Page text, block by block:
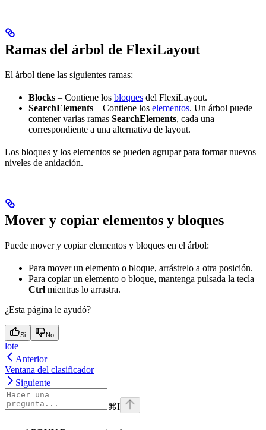
Ramas del árbol de FlexiLayout
El árbol tiene las siguientes ramas:
Blocks – Contiene los bloques del FlexiLayout.
SearchElements – Contiene los elementos. Un árbol puede
contener varias ramas SearchElements, cada una
correspondiente a una alternativa de layout.
Los bloques y los elementos se pueden agrupar para formar nuevos
niveles de anidación.
Mover y copiar elementos y bloques
Puede mover y copiar elementos y bloques en el árbol:
Para mover un elemento o bloque, arrástrelo a otra posición.
Para copiar un elemento o bloque, mantenga pulsada la tecla
Ctrl mientras lo arrastra.
¿Esta página le ayudó?
Si No
lote
Anterior
Ventana del clasificador
Siguiente
⌘I